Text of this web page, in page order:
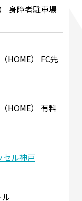
身障者駐車場
HOME） FC先
HOME） 有料
セル神戸
ル